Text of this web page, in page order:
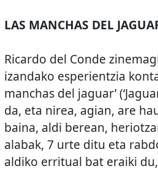
LAS MANCHAS DEL
Ricardo del Conde
izandako esperientzia
manchas del jaguar’
da, eta nirea, agian, are
baina, aldi berean,
alabak, 7 urte ditu eta
aldiko erritual bat eraiki